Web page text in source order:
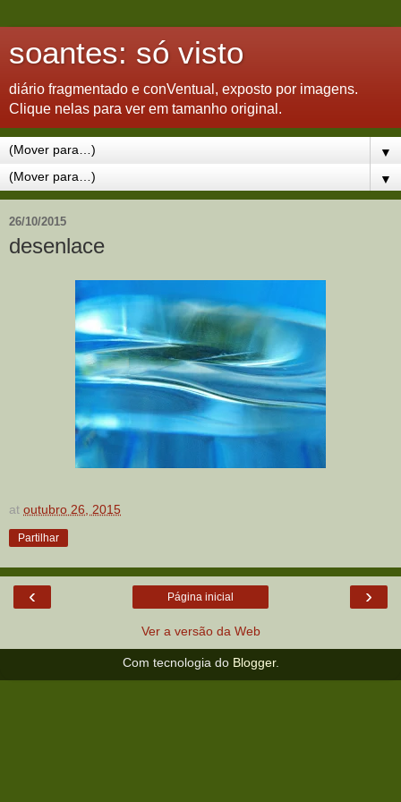
soantes: só visto
diário fragmentado e conVentual, exposto por imagens.
Clique nelas para ver em tamanho original.
▼
▼
26/10/2015
desenlace
at outubro 26, 2015
Partilhar
‹ ›
Página inicial
Ver a versão da Web
Com tecnologia do Blogger.